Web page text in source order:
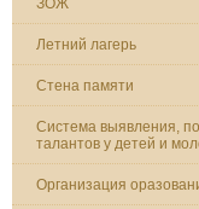
ЗОЖ
Летний лагерь
Стена памяти
Система выявления,
талантов у детей и
Организация